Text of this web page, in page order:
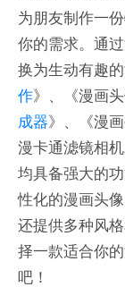
为朋友制作一
你的需求。通
换为生动有趣
作》、《漫画
成器》、《漫
漫卡通滤镜相
均具备强大的
性化的漫画头
还提供多种风
择一款适合你
吧！